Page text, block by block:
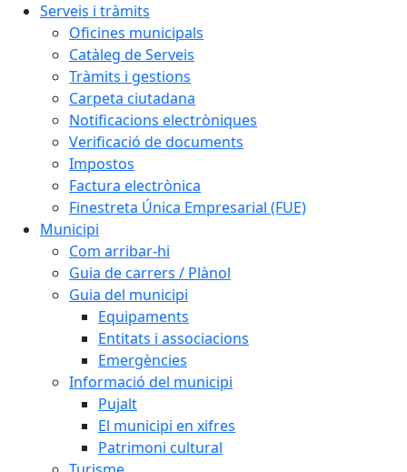
Serveis i tràmits
Oficines municipals
Catàleg de Serveis
Tràmits i gestions
Carpeta ciutadana
Notificacions electròniques
Verificació de documents
Impostos
Factura electrònica
Finestreta Única Empresarial (FUE)
Municipi
Com arribar-hi
Guia de carrers / Plànol
Guia del municipi
Equipaments
Entitats i associacions
Emergències
Informació del municipi
Pujalt
El municipi en xifres
Patrimoni cultural